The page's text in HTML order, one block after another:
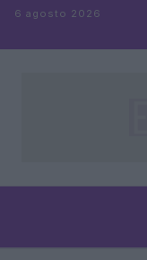
Saltar al contenido
6 agosto 2026